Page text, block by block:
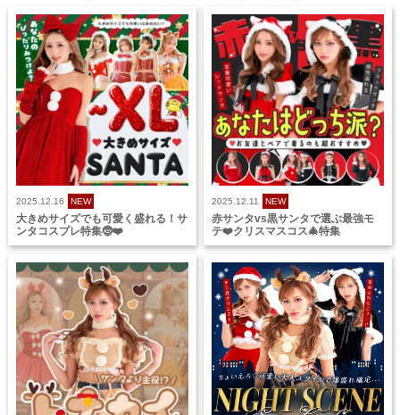
2025.12.16 NEW
大きめサイズでも可愛く盛れる！サ
ンタコスプレ特集🤶❤️
2025.12.11 NEW
赤サンタvs黒サンタで選ぶ最強モ
テ❤️クリスマスコス🎄特集